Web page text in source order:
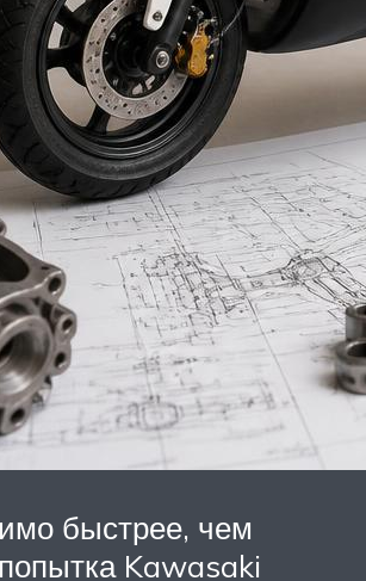
быстрее, чем
Kawasaki